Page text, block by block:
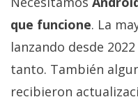
que funcione. La
lanzando desde
tanto. También
recibieron